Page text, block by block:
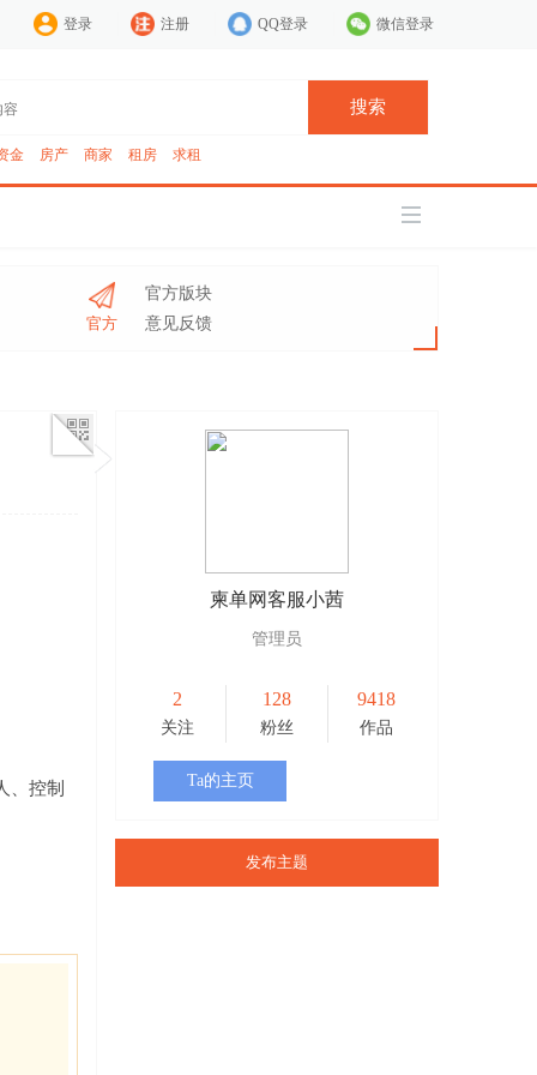
登录 注册 QQ登录 微信登录
搜索
金 房产 商家 租房 求租
官方
官方版块
意见反馈
、控制
柬单网客服小茜
管理员
2
关注
128
粉丝
9418
作品
Ta的主页
发布主题